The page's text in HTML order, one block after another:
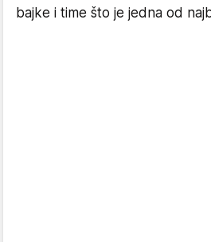
bajke i time što je jedna od